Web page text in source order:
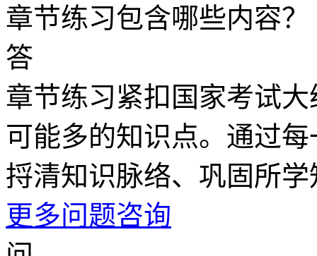
章节练习包含哪些内容？
答
章节练习紧扣国家考试
可能多的知识点。通过
捋清知识脉络、巩固所学
更多问题咨询